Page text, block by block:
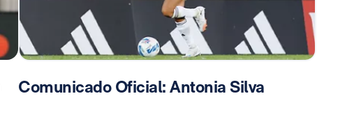
Comunicado Oficial: Antonia Silva